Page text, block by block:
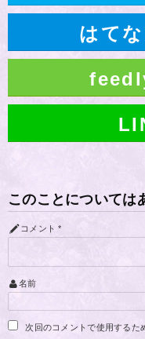
はて
このことについては
コメント *
名前
次回のコメントで使用するた